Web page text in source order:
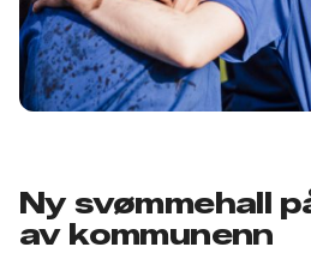
Ny svømmehall
av kommunenn